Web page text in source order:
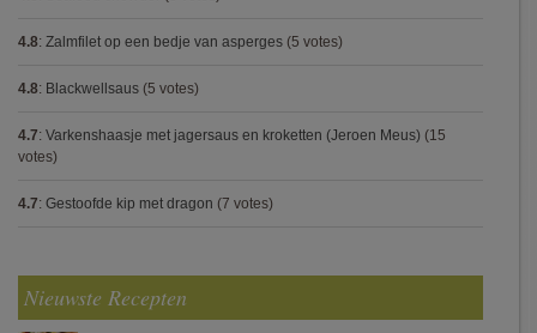
4.8: Zalmfilet op een bedje van asperges (5 votes)
4.8: Blackwellsaus (5 votes)
4.7: Varkenshaasje met jagersaus en kroketten (Jeroen Meus) (15
votes)
4.7: Gestoofde kip met dragon (7 votes)
Nieuwste Recepten